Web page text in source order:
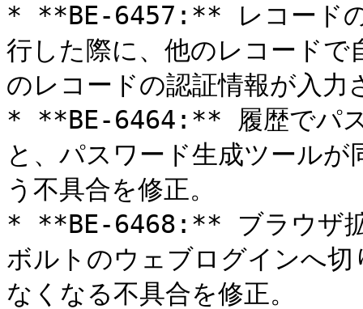
* **BE-6457:** レコード
行した際に、他のレコード
のレコードの認証情報が入力
* **BE-6464:** 履歴でパス
と、パスワード生成ツール
う不具合を修正。
* **BE-6468:** ブラウザ拡
ボルトのウェブログインへ
なくなる不具合を修正。